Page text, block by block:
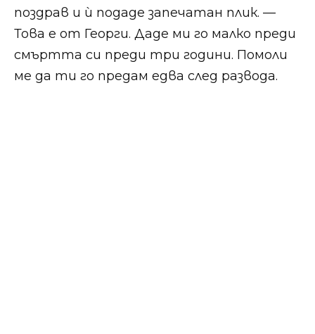
поздрав и ѝ подаде запечатан плик. —
Това е от Георги. Даде ми го малко преди
смъртта си преди три години. Помоли
ме да ти го предам едва след развода.